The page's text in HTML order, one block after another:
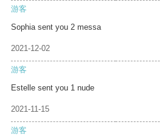
游客
Sophia sent you 2 messa
2021-12-02
游客
Estelle sent you 1 nude
2021-11-15
游客